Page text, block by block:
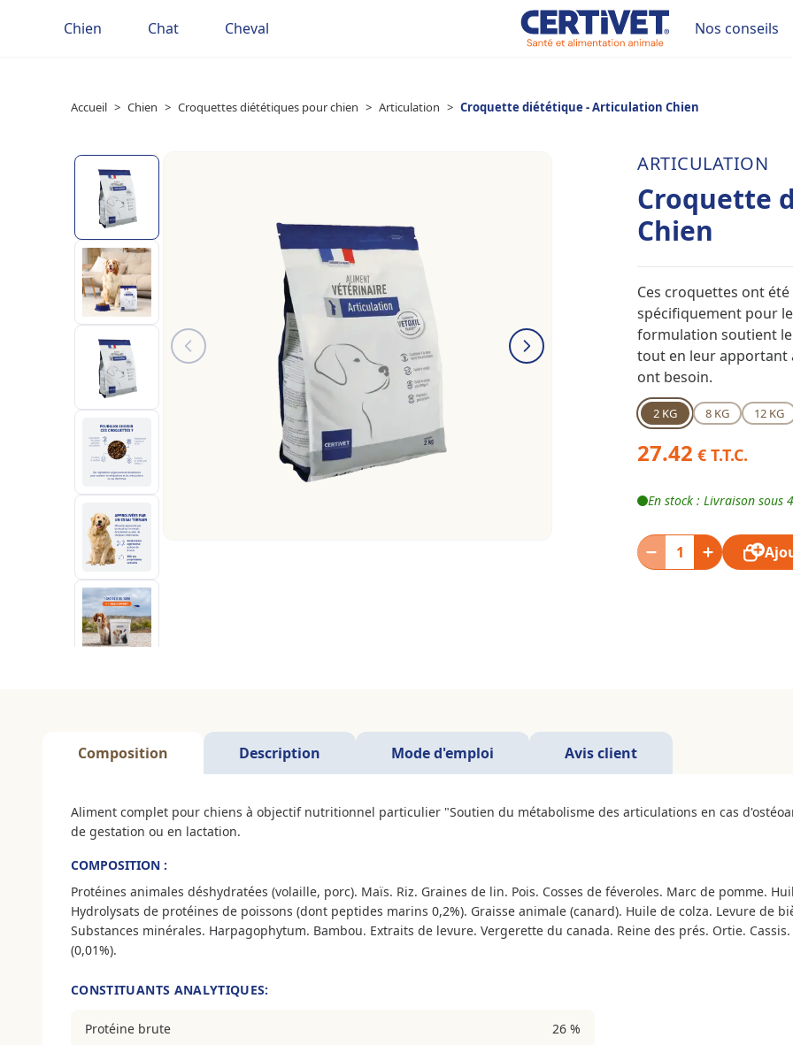
Chien Chat Cheval Nos conseils
Accueil > Chien > Croquettes diététiques pour chien > Articulation > Croquette diététique - Articulation Chien
ARTICULATION
Croquette
Chien
Ces croquettes ont
spécifiquement pour
formulation soutient
tout en leur apportant
ont besoin.
2 KG 8 KG 12 KG
27.42 € T.T.C.
En stock : Livraison sous
Composition Description Mode d'emploi Avis client
Aliment complet pour chiens à objectif nutritionnel particulier "Soutien du métabolisme des articulations en cas
de gestation ou en lactation.
COMPOSITION :
Protéines animales déshydratées (volaille, porc). Maïs. Riz. Graines de lin. Pois. Cosses de féveroles. Marc de pomme.
Hydrolysats de protéines de poissons (dont peptides marins 0,2%). Graisse animale (canard). Huile de colza. Levure de
Substances minérales. Harpagophytum. Bambou. Extraits de levure. Vergerette du canada. Reine des prés. Ortie.
(0,01%).
CONSTITUANTS ANALYTIQUES:
Protéine brute 26 %